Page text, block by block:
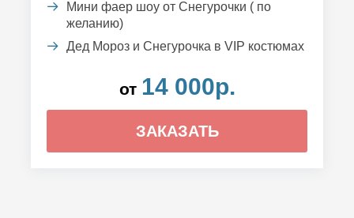
Мини фаер шоу от Снегурочки ( по
желанию)
Дед Мороз и Снегурочка в VIP костюмах
от 14 000р.
ЗАКАЗАТЬ